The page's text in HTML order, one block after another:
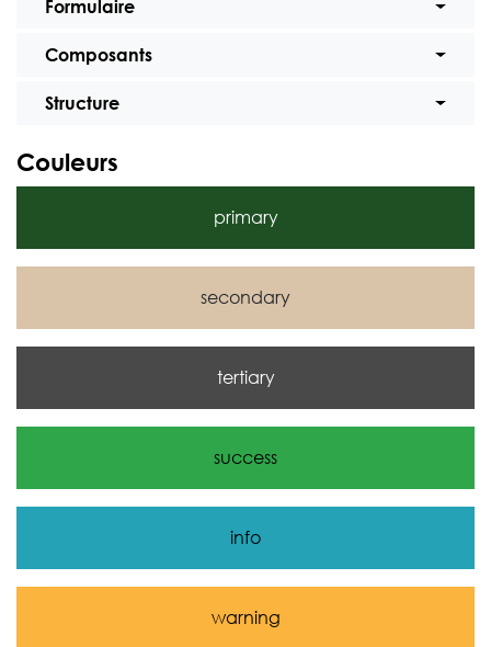
Formulaire
Composants
Structure
Couleurs
primary
secondary
tertiary
success
info
warning